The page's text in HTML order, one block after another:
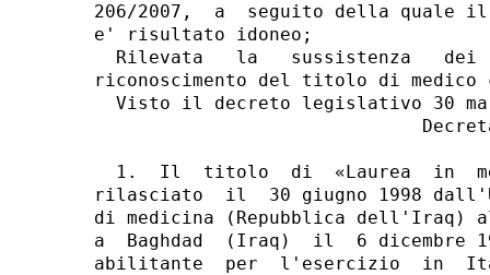
206/2007,  a  seguito della quale il
e' risultato idoneo;
Rilevata   la   sussistenza   dei
riconoscimento del titolo di medico
Visto il decreto legislativo 30
1.  Il  titolo  di  «Laurea  in
rilasciato  il  30 giugno 1998
di medicina (Repubblica dell'Iraq)
a  Baghdad  (Iraq)  il  6 dicembre
abilitante  per  l'esercizio  in